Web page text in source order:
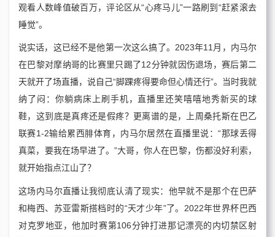
观看人数峰值破百万，评论区从“心疼马儿”一路刷到“赶紧滚去
睡觉”。
说实话，这已经不是他第一次这么搞了。2023年11月，内马尔
在巴黎对摩纳哥的比赛里只踢了12分钟就因伤退场，赛后第二
天就开了场直播，说自己“脚踝疼得要命但心情还行”。当时我就
纳了闷：你躺病床上刷手机，直播里还笑嘻嘻地秀新买的球
鞋，这到底是真疼还是假疼？更离谱的是，上周桑托斯在巴乙
联赛1-2输给累西腓体育，内马尔居然在直播里说：“那球丢得
真菜，要我在场早进了。”大哥，你人在巴黎，伤都没好利索，
就开始指点江山了？
这场内马尔直播让我彻底认清了现实：他早就不是那个在巴萨
和梅西、苏亚雷斯搭档时的“天才少年”了。2022年世界杯巴西
对克罗地亚，他加时赛第106分钟打进那记漂亮的内切禁区射